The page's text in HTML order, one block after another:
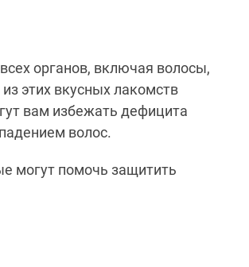
органов, включая волосы,
этих вкусных лакомств
вам избежать дефицита
волос.
могут помочь защитить